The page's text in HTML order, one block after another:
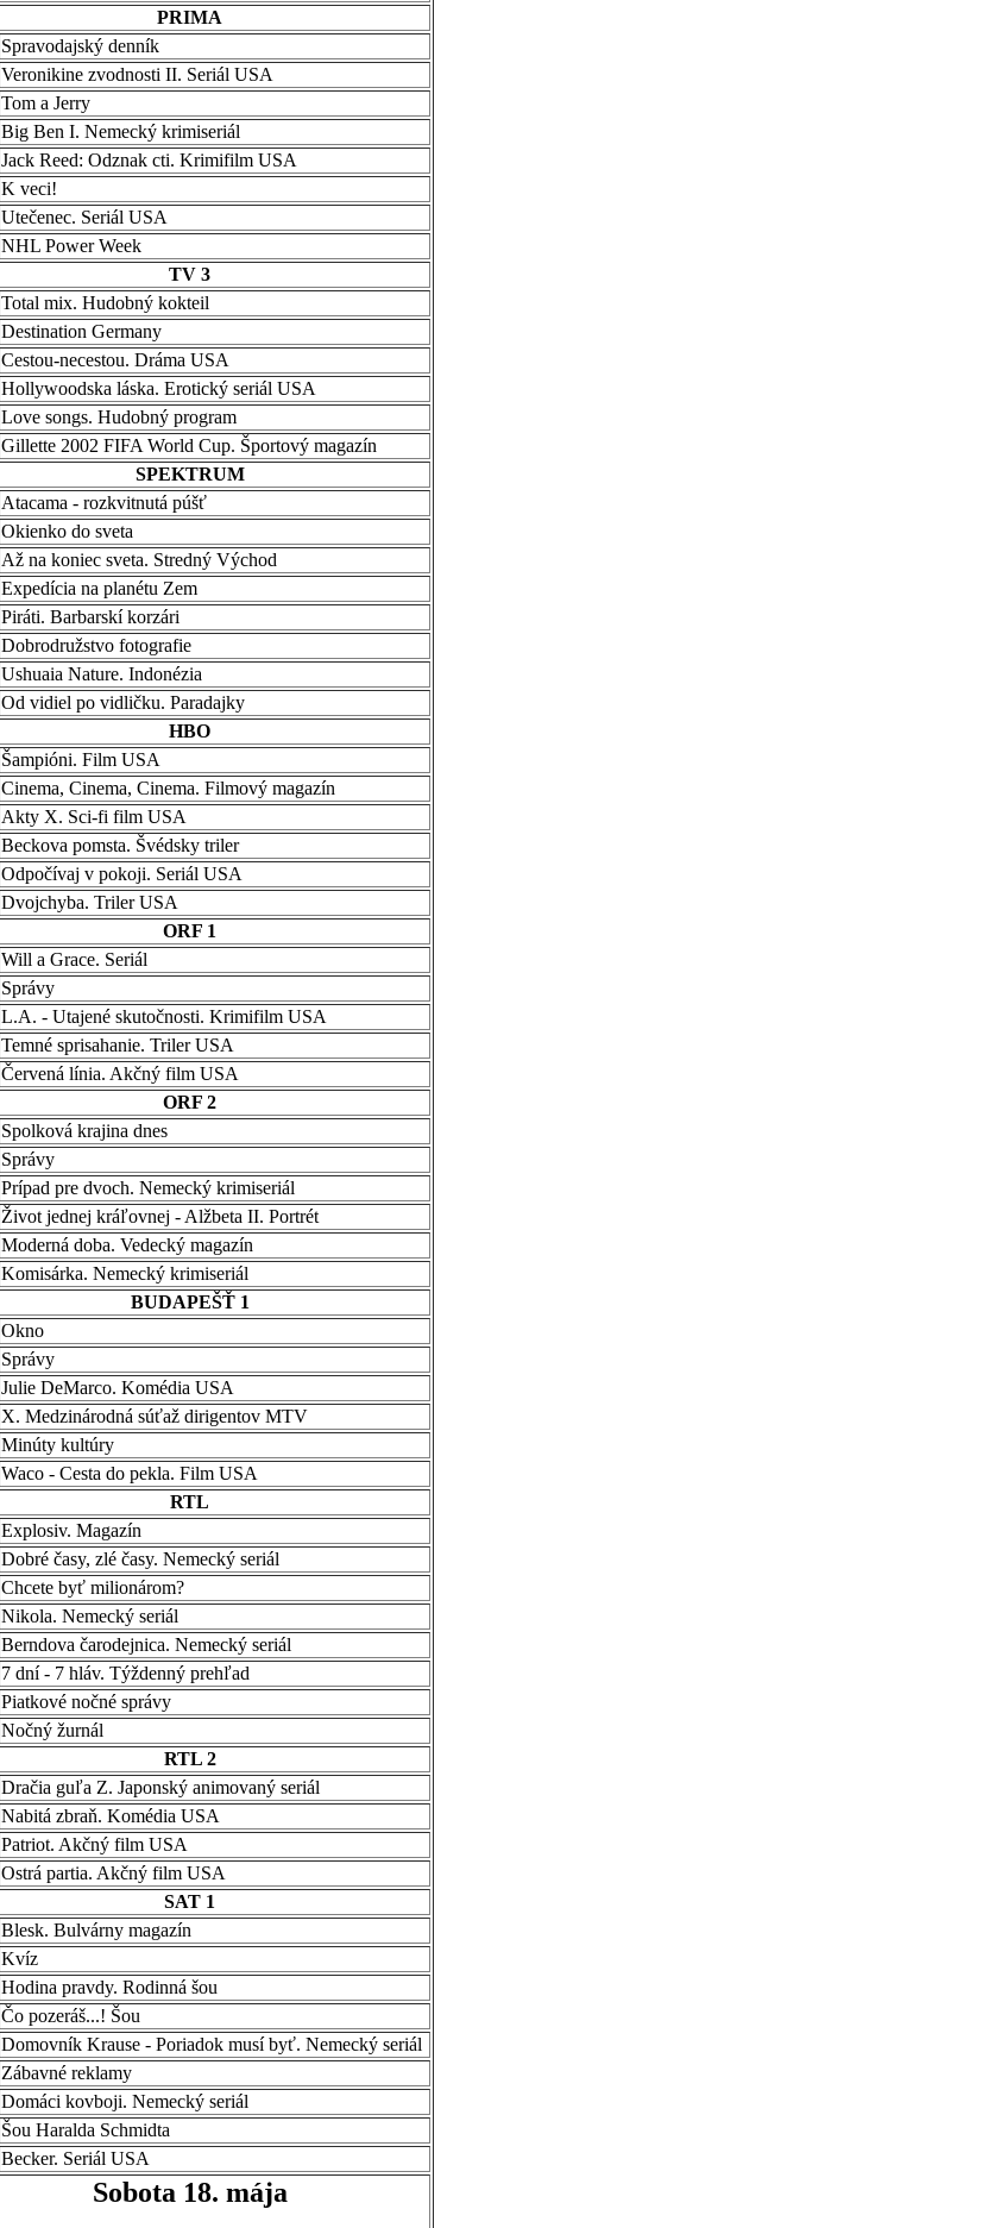
PRIMA
Spravodajský denník
Veronikine zvodnosti II. Seriál USA
Tom a Jerry
Big Ben I. Nemecký krimiseriál
Jack Reed: Odznak cti. Krimifilm USA
K veci!
Utečenec. Seriál USA
NHL Power Week
TV 3
Total mix. Hudobný kokteil
Destination Germany
Cestou-necestou. Dráma USA
Hollywoodska láska. Erotický seriál USA
Love songs. Hudobný program
Gillette 2002 FIFA World Cup. Športový magazín
SPEKTRUM
Atacama - rozkvitnutá púšť
Okienko do sveta
Až na koniec sveta. Stredný Východ
Expedícia na planétu Zem
Piráti. Barbarskí korzári
Dobrodružstvo fotografie
Ushuaia Nature. Indonézia
Od vidiel po vidličku. Paradajky
HBO
Šampióni. Film USA
Cinema, Cinema, Cinema. Filmový magazín
Akty X. Sci-fi film USA
Beckova pomsta. Švédsky triler
Odpočívaj v pokoji. Seriál USA
Dvojchyba. Triler USA
ORF 1
Will a Grace. Seriál
Správy
L.A. - Utajené skutočnosti. Krimifilm USA
Temné sprisahanie. Triler USA
Červená línia. Akčný film USA
ORF 2
Spolková krajina dnes
Správy
Prípad pre dvoch. Nemecký krimiseriál
Život jednej kráľovnej - Alžbeta II. Portrét
Moderná doba. Vedecký magazín
Komisárka. Nemecký krimiseriál
BUDAPEŠŤ 1
Okno
Správy
Julie DeMarco. Komédia USA
X. Medzinárodná súťaž dirigentov MTV
Minúty kultúry
Waco - Cesta do pekla. Film USA
RTL
Explosiv. Magazín
Dobré časy, zlé časy. Nemecký seriál
Chcete byť milionárom?
Nikola. Nemecký seriál
Berndova čarodejnica. Nemecký seriál
7 dní - 7 hláv. Týždenný prehľad
Piatkové nočné správy
Nočný žurnál
RTL 2
Dračia guľa Z. Japonský animovaný seriál
Nabitá zbraň. Komédia USA
Patriot. Akčný film USA
Ostrá partia. Akčný film USA
SAT 1
Blesk. Bulvárny magazín
Kvíz
Hodina pravdy. Rodinná šou
Čo pozeráš...! Šou
Domovník Krause - Poriadok musí byť. Nemecký seriál
Zábavné reklamy
Domáci kovboji. Nemecký seriál
Šou Haralda Schmidta
Becker. Seriál USA
Sobota 18. mája